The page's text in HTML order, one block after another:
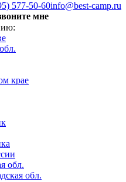
577-50-60info@best-camp.ru
мне
крае
обл.
обл.